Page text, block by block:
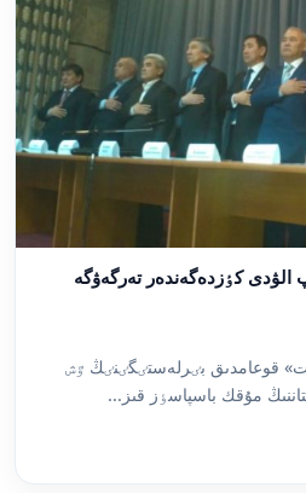
الۋدى كٶزدەگەندەر تەرگەۋگە
قوعامدىق بٸرلەستٸگٸنٸڭ ٷش